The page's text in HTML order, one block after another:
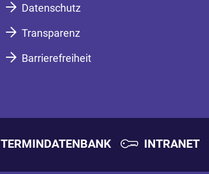
Datenschutz
Transparenz
Barrierefreiheit
TERMINDATENBANK INTRANET